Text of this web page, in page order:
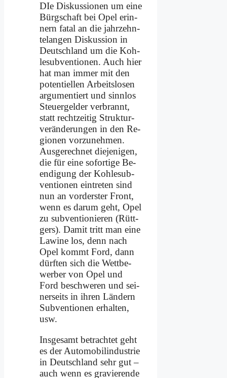
DIe Dis­kus­sio­nen um ei­ne
Bürg­schaft bei Opel er­in­
nern fa­tal an die jahr­zehn­
te­lan­gen Dis­kus­si­on in
Deutsch­land um die Koh­
le­sub­ven­tio­nen. Auch hier
hat man im­mer mit den
po­ten­ti­el­len Ar­beits­lo­sen
ar­gu­men­tiert und sinn­los
Steu­er­gel­der ver­brannt,
statt recht­zei­tig Struk­tur­
ver­än­de­run­gen in den Re­
gio­nen vor­zu­neh­men.
Aus­ge­rech­net die­je­ni­gen,
die für ei­ne so­for­ti­ge Be­
en­di­gung der Koh­le­sub­
ven­tio­nen ein­tre­ten sind
nun an vor­der­ster Front,
wenn es dar­um geht, Opel
zu sub­ven­tio­nie­ren (Rütt­
gers). Da­mit tritt man ei­ne
La­wi­ne los, denn nach
Opel kommt Ford, dann
dürf­ten sich die Wett­be­
wer­ber von Opel und
Ford be­schwe­ren und sei­
ner­seits in ih­ren Län­dern
Sub­ven­tio­nen er­hal­ten,
usw.
Ins­ge­samt be­trach­tet geht
es der Au­to­mo­bil­in­du­strie
in Deutsch­land sehr gut –
auch wenn es gra­vie­ren­de